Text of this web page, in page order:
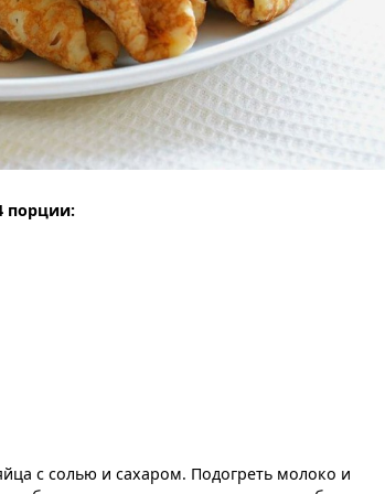
порции:
с солью и сахаром. Подогреть молоко и